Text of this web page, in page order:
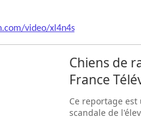
video/xl4n4s
Chiens de
France
Ce reportage
scandale de